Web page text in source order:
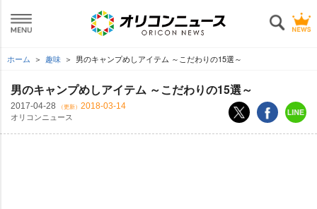
ホーム 趣味 男のキャンプめしアイテム ～こだわりの15選～
男のキャンプめしアイテム ～こだわりの15選～
2017-04-28 （更新） 2018-03-14
オリコンニュース